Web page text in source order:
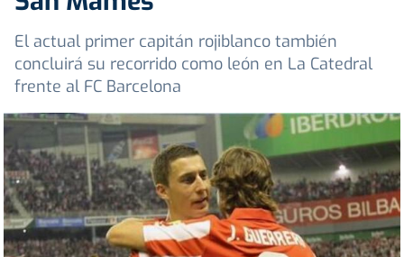
El actual primer capitán rojiblanco también
concluirá su recorrido como león en La Catedral
frente al FC Barcelona